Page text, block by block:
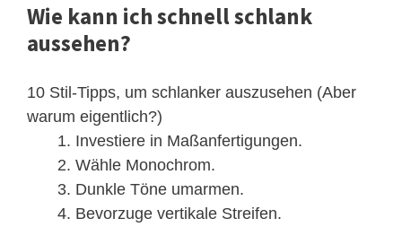
Wie kann ich schnell schlank
aussehen?
10 Stil-Tipps, um schlanker auszusehen (Aber
warum eigentlich?)
Investiere in Maßanfertigungen.
Wähle Monochrom.
Dunkle Töne umarmen.
Bevorzuge vertikale Streifen.